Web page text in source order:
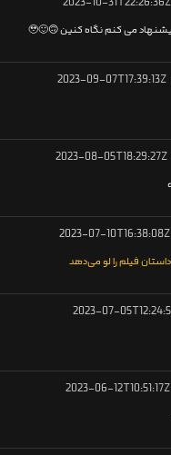
می کنم نگاه کنین 🙃🙂🥹
2023-09-07T17:39:13Z
2023-08-05T18:29:27Z
2023-07-10T16:38:08Z
فیلم را لو می‌دهد
2023-07-
2023-06-12T10:51:17Z